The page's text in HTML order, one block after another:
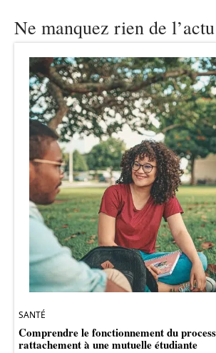
Ne manquez rien de
SANTÉ
Comprendre le fonctionnement du
rattachement à une mutuelle étudiante